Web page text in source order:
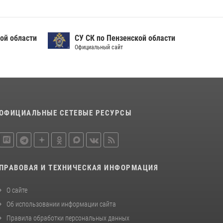
Пензенской области Павел Пучков посетил
поэзии в «Тарханах»
11 июля 2026, 10:00
области СУ СК по Пензенской области
Официальный сайт
СЕТЕВЫЕ РЕСУРСЫ
ПРАВОВАЯ И ТЕХНИЧЕСКАЯ ИНФОРМАЦИЯ
О сайте
Об использовании информации сайта
Правила обработки персональных данных